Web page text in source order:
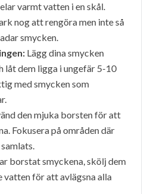
varmt vatten i en skål.
nog att rengöra men inte så
smycken.
Lägg dina smycken
låt dem ligga i ungefär 5-10
med smycken som
den mjuka borsten för att
Fokusera på områden där
borstat smyckena, skölj dem
vatten för att avlägsna alla